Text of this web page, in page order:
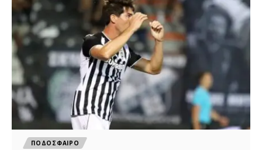
ΠΟΔΟΣΦΑΙΡΟ